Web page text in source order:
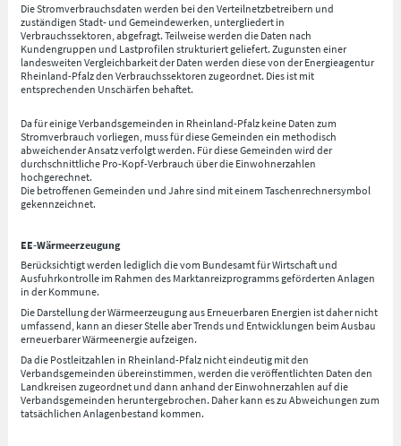
Die Stromverbrauchsdaten werden bei den Verteilnetzbetreibern und
zuständigen Stadt- und Gemeindewerken, untergliedert in
Verbrauchssektoren, abgefragt. Teilweise werden die Daten nach
Kundengruppen und Lastprofilen strukturiert geliefert. Zugunsten einer
landesweiten Vergleichbarkeit der Daten werden diese von der Energieagentur
Rheinland-Pfalz den Verbrauchssektoren zugeordnet. Dies ist mit
entsprechenden Unschärfen behaftet.
Da für einige Verbandsgemeinden in Rheinland-Pfalz keine Daten zum
Stromverbrauch vorliegen, muss für diese Gemeinden ein methodisch
abweichender Ansatz verfolgt werden. Für diese Gemeinden wird der
durchschnittliche Pro-Kopf-Verbrauch über die Einwohnerzahlen
hochgerechnet.
Die betroffenen Gemeinden und Jahre sind mit einem Taschenrechnersymbol
gekennzeichnet.
EE-Wärmeerzeugung
Berücksichtigt werden lediglich die vom Bundesamt für Wirtschaft und
Ausfuhrkontrolle im Rahmen des Marktanreizprogramms geförderten Anlagen
in der Kommune.
Die Darstellung der Wärmeerzeugung aus Erneuerbaren Energien ist daher nicht
umfassend, kann an dieser Stelle aber Trends und Entwicklungen beim Ausbau
erneuerbarer Wärmeenergie aufzeigen.
Da die Postleitzahlen in Rheinland-Pfalz nicht eindeutig mit den
Verbandsgemeinden übereinstimmen, werden die veröffentlichten Daten den
Landkreisen zugeordnet und dann anhand der Einwohnerzahlen auf die
Verbandsgemeinden heruntergebrochen. Daher kann es zu Abweichungen zum
tatsächlichen Anlagenbestand kommen.